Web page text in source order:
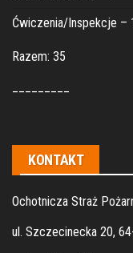
Ćwiczenia/Inspekcje –
Razem: 35
KONTAKT
Ochotnicza Straż
ul. Szczecinecka 20,